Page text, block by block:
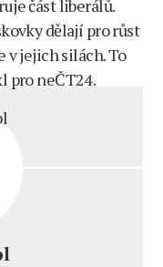
část liberálů.
dělají pro růst
v jejich silách. To
pro neČT24.